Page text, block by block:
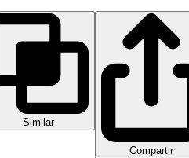
Similar
Compartir